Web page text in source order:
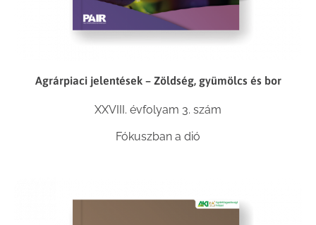
Agrárpiaci jelentések – Zöldség, gyümölcs és bor
XXVIII. évfolyam 3. szám
Fókuszban a dió